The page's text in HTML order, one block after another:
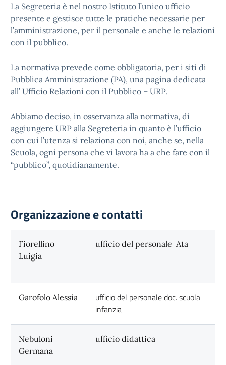
La Segreteria è nel nostro Istituto l’unico ufficio
presente e gestisce tutte le pratiche necessarie per
l’amministrazione, per il personale e anche le relazioni
con il pubblico.
La normativa prevede come obbligatoria, per i siti di
Pubblica Amministrazione (PA), una pagina dedicata
all’ Ufficio Relazioni con il Pubblico – URP.
Abbiamo deciso, in osservanza alla normativa, di
aggiungere URP alla Segreteria in quanto è l’ufficio
con cui l’utenza si relaziona con noi, anche se, nella
Scuola, ogni persona che vi lavora ha a che fare con il
“pubblico”, quotidianamente.
Organizzazione e contatti
Fiorellino
Luigia
ufficio del personale Ata
Garofolo Alessia
ufficio del personale doc. scuola
infanzia
Nebuloni
Germana
ufficio didattica